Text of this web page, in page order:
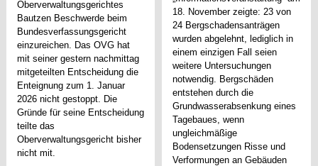
Oberverwaltungsgerichtes
Bautzen Beschwerde beim
Bundesverfassungsgericht
einzureichen. Das OVG hat
mit seiner gestern nachmittag
mitgeteilten Entscheidung die
Enteignung zum 1. Januar
2026 nicht gestoppt. Die
Gründe für seine Entscheidung
teilte das
Oberverwaltungsgericht bisher
nicht mit.
18. November zeigte: 23 von
24 Bergschadensanträgen
wurden abgelehnt, lediglich in
einem einzigen Fall seien
weitere Untersuchungen
notwendig. Bergschäden
entstehen durch die
Grundwasserabsenkung eines
Tagebaues, wenn
ungleichmäßige
Bodensetzungen Risse und
Verformungen an Gebäuden